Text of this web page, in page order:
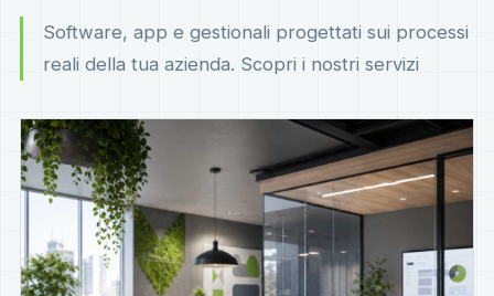
Software, app e gestionali progettati sui processi
reali della tua azienda. Scopri i nostri servizi